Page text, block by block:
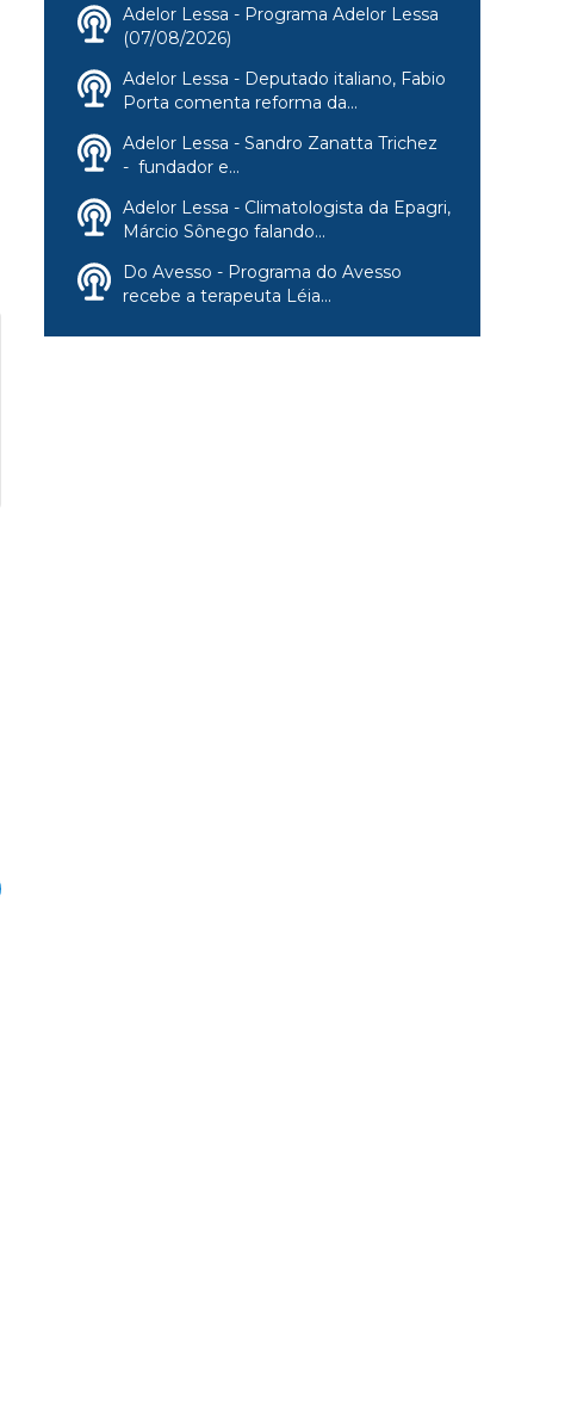
Adelor Lessa - Programa Adelor Lessa
(07/08/2026)
Adelor Lessa - Deputado italiano, Fabio
Porta comenta reforma da...
Adelor Lessa - Sandro Zanatta Trichez
- fundador e...
Adelor Lessa - Climatologista da Epagri,
Márcio Sônego falando...
Do Avesso - Programa do Avesso
recebe a terapeuta Léia...